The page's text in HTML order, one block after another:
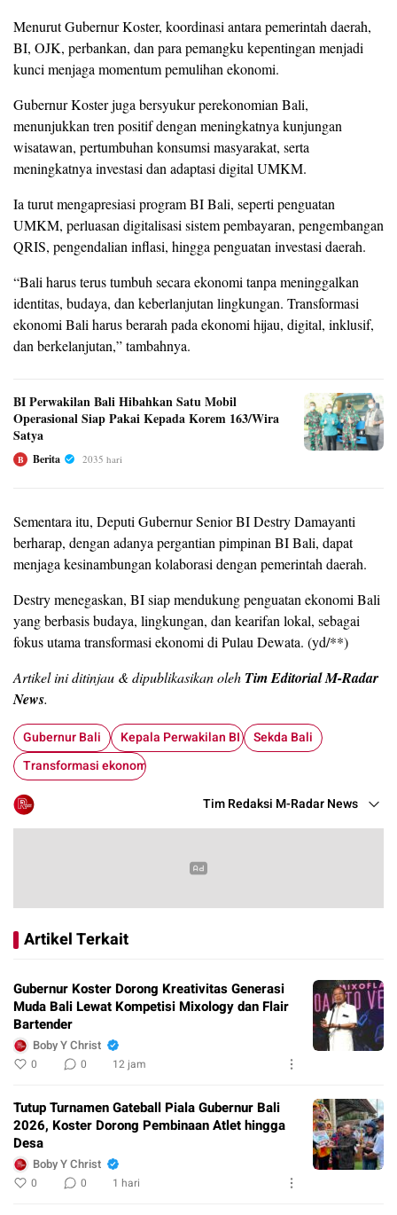
Menurut Gubernur Koster, koordinasi antara pemerintah daerah,
BI, OJK, perbankan, dan para pemangku kepentingan menjadi
kunci menjaga momentum pemulihan ekonomi.
Gubernur Koster juga bersyukur perekonomian Bali,
menunjukkan tren positif dengan meningkatnya kunjungan
wisatawan, pertumbuhan konsumsi masyarakat, serta
meningkatnya investasi dan adaptasi digital UMKM.
Ia turut mengapresiasi program BI Bali, seperti penguatan
UMKM, perluasan digitalisasi sistem pembayaran, pengembangan
QRIS, pengendalian inflasi, hingga penguatan investasi daerah.
“Bali harus terus tumbuh secara ekonomi tanpa meninggalkan
identitas, budaya, dan keberlanjutan lingkungan. Transformasi
ekonomi Bali harus berarah pada ekonomi hijau, digital, inklusif,
dan berkelanjutan,” tambahnya.
BI Perwakilan Bali Hibahkan Satu Mobil
Operasional Siap Pakai Kepada Korem 163/Wira
Satya
B Berita 2035 hari
Sementara itu, Deputi Gubernur Senior BI Destry Damayanti
berharap, dengan adanya pergantian pimpinan BI Bali, dapat
menjaga kesinambungan kolaborasi dengan pemerintah daerah.
Destry menegaskan, BI siap mendukung penguatan ekonomi Bali
yang berbasis budaya, lingkungan, dan kearifan lokal, sebagai
fokus utama transformasi ekonomi di Pulau Dewata. (yd/**)
Artikel ini ditinjau & dipublikasikan oleh Tim Editorial M-Radar
News.
Gubernur Bali Kepala Perwakilan BI BaliSekda Bali
Transformasi ekonomi
Tim Redaksi M-Radar News
Artikel Terkait
Gubernur Koster Dorong Kreativitas Generasi
Muda Bali Lewat Kompetisi Mixology dan Flair
Bartender
Boby Y Christ
0 0 12 jam
Tutup Turnamen Gateball Piala Gubernur Bali
2026, Koster Dorong Pembinaan Atlet hingga
Desa
Boby Y Christ
0 0 1 hari